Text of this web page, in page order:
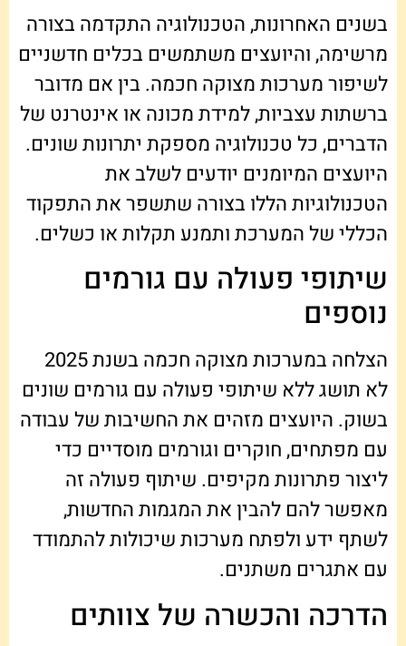
בשנים האחרונות, הטכנולוגיה התקדמה בצורה
מרשימה, והיועצים משתמשים בכלים חדשניים
לשיפור מערכות מצוקה חכמה. בין אם מדובר
ברשתות עצביות, למידת מכונה או אינטרנט של
הדברים, כל טכנולוגיה מספקת יתרונות שונים.
היועצים המיומנים יודעים לשלב את
הטכנולוגיות הללו בצורה שתשפר את התפקוד
הכללי של המערכת ותמנע תקלות או כשלים.
שיתופי פעולה עם גורמים
נוספים
הצלחה במערכות מצוקה חכמה בשנת 2025
לא תושג ללא שיתופי פעולה עם גורמים שונים
בשוק. היועצים מזהים את החשיבות של עבודה
עם מפתחים, חוקרים וגורמים מוסדיים כדי
ליצור פתרונות מקיפים. שיתוף פעולה זה
מאפשר להם להבין את המגמות החדשות,
לשתף ידע ולפתח מערכות שיכולות להתמודד
עם אתגרים משתנים.
הדרכה והכשרה של צוותים